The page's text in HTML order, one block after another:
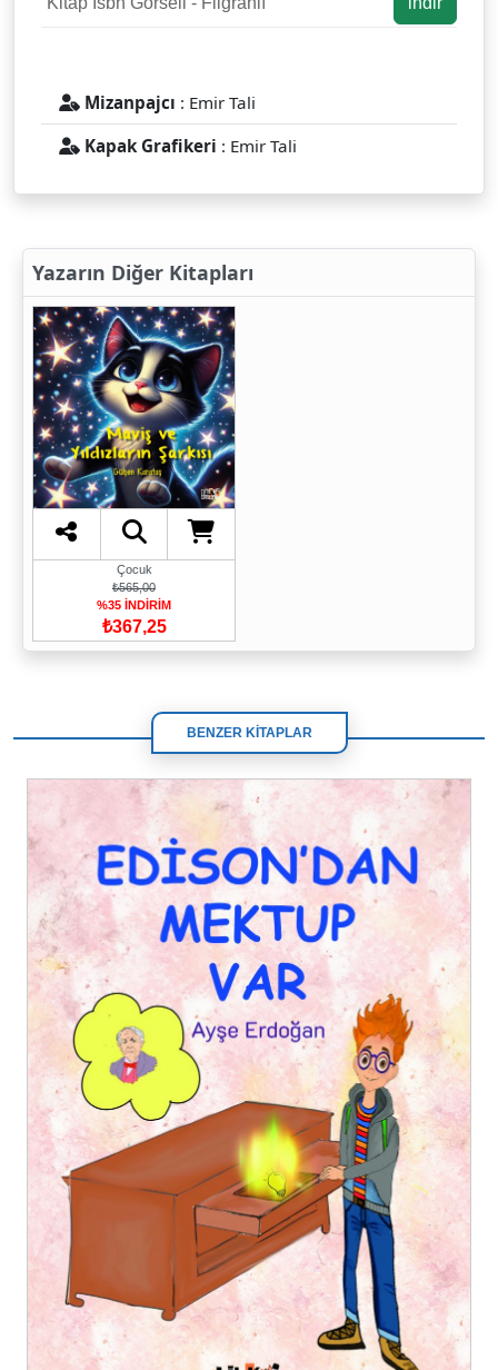
Mizanpajcı : Emir Tali
Kapak Grafikeri : Emir Tali
Yazarın Diğer Kitapları
Çocuk
₺565,00
%35 İNDİRİM
₺367,25
BENZER KİTAPLAR